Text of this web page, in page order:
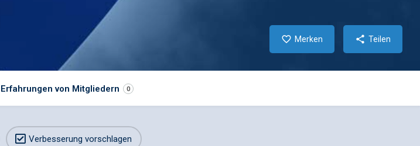
Merken Teilen
Erfahrungen von Mitgliedern 0
Verbesserung vorschlagen